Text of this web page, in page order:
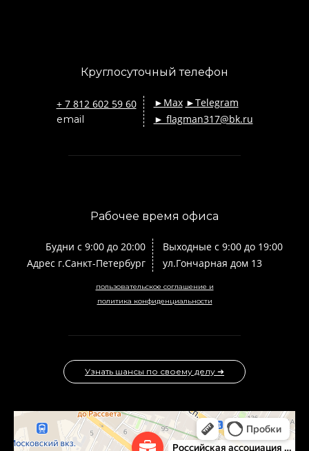
Круглосуточный телефон
+ 7 812 602 59 60
email
►Max ►Telegram
► flagman317@bk.ru
Рабочее время офиса
Будни с 9:00 до 20:00
Адрес г.Санкт-Петербург
Выходные с 9:00 до 19:00
ул.Гончарная дом 13
пользовательское соглашение и
политика конфиденциальности
Узнать шансы по своему делу ➜